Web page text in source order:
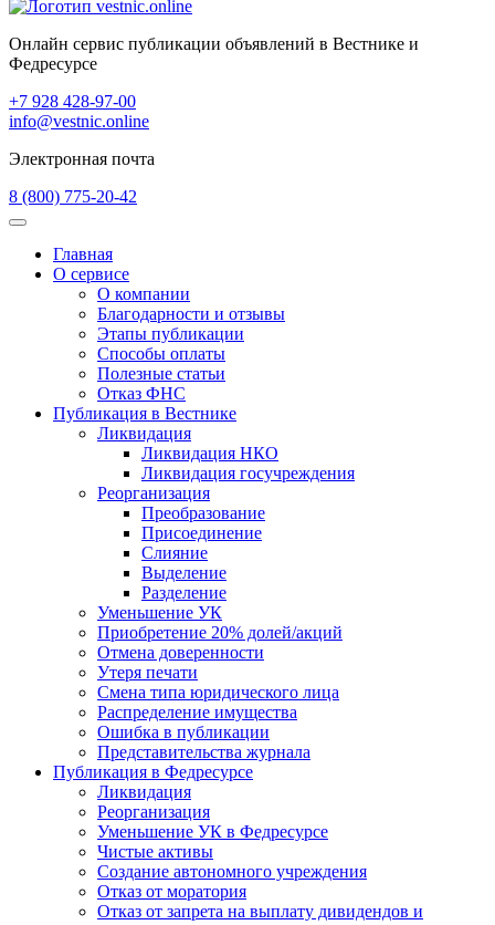
Онлайн сервис публикации объявлений в Вестнике и
Федресурсе
+7 928 428-97-00
info@vestnic.online
Электронная почта
8 (800) 775-20-42
Главная
О сервисе
О компании
Благодарности и отзывы
Этапы публикации
Способы оплаты
Полезные статьи
Отказ ФНС
Публикация в Вестнике
Ликвидация
Ликвидация НКО
Ликвидация госучреждения
Реорганизация
Преобразование
Присоединение
Слияние
Выделение
Разделение
Уменьшение УК
Приобретение 20% долей/акций
Отмена доверенности
Утеря печати
Смена типа юридического лица
Распределение имущества
Ошибка в публикации
Представительства журнала
Публикация в Федресурсе
Ликвидация
Реорганизация
Уменьшение УК в Федресурсе
Чистые активы
Создание автономного учреждения
Отказ от моратория
Отказ от запрета на выплату дивидендов и